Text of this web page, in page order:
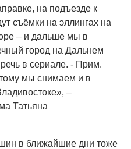
на подъезде к
съёмки на эллингах на
– и дальше мы в
город на Дальнем
в сериале. - Прим.
мы снимаем и в
–
Татьяна
в ближайшие дни тоже